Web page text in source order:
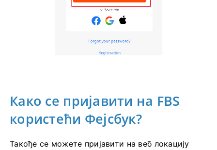
Како се пријавити на FBS
користећи Фејсбук?
Такође се можете пријавити на веб локацију